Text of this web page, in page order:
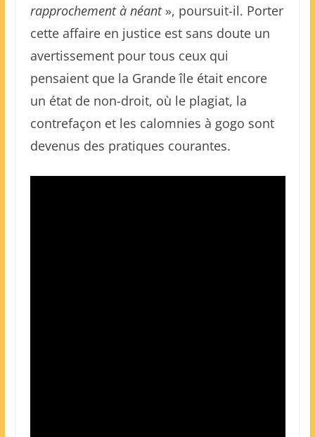
rapprochement à néant», poursuit-il. Porter
cette affaire en justice est sans doute un
avertissement pour tous ceux qui
pensaient que la Grande île était encore
un état de non-droit, où le plagiat, la
contrefaçon et les calomnies à gogo sont
devenus des pratiques courantes.